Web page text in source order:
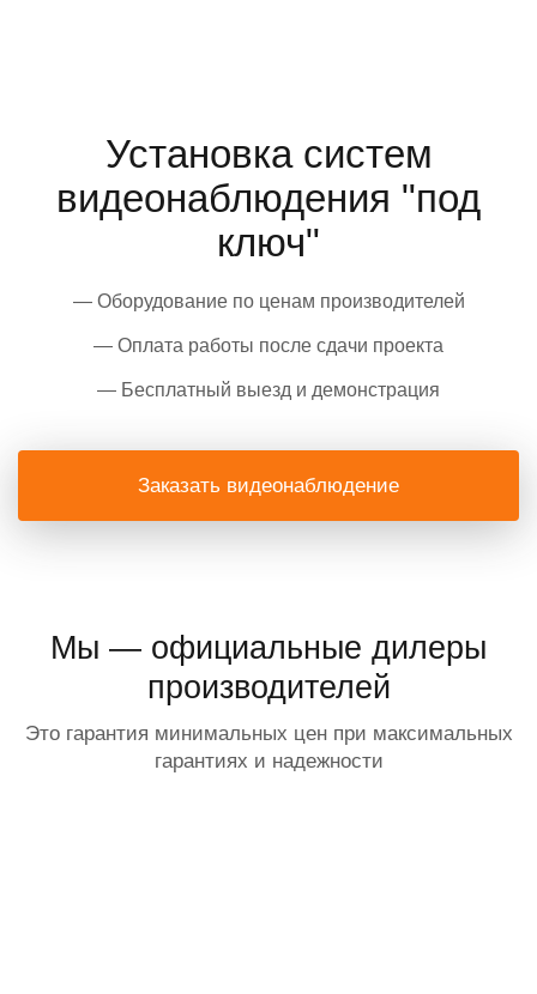
Установка систем
видеонаблюдения "под
ключ"
— Оборудование по ценам производителей
— Оплата работы после сдачи проекта
— Бесплатный выезд и демонстрация
Заказать видеонаблюдение
Мы — официальные дилеры
производителей
Это гарантия минимальных цен при максимальных
гарантиях и надежности